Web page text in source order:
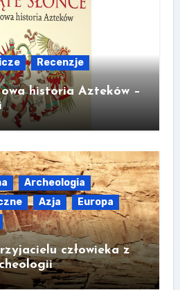
Recenzje
historia Azteków –
Archeologia
Azja
Europa
człowieka z